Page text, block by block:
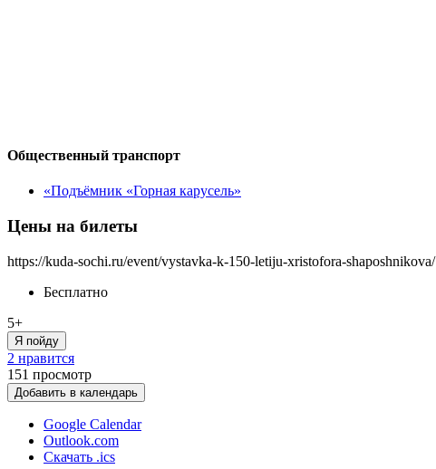
Общественный транспорт
«Подъёмник «Горная карусель»
Цены на билеты
https://kuda-sochi.ru/event/vystavka-k-150-letiju-xristofora-shaposhnikova/
Бесплатно
5+
Я пойду
2 нравится
151 просмотр
Добавить в календарь
Google Calendar
Outlook.com
Скачать .ics